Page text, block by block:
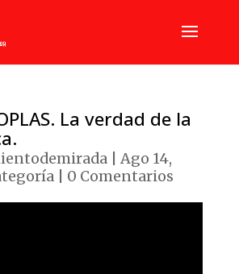
La verdad de la
| Ago 14,
| 0 Comentarios